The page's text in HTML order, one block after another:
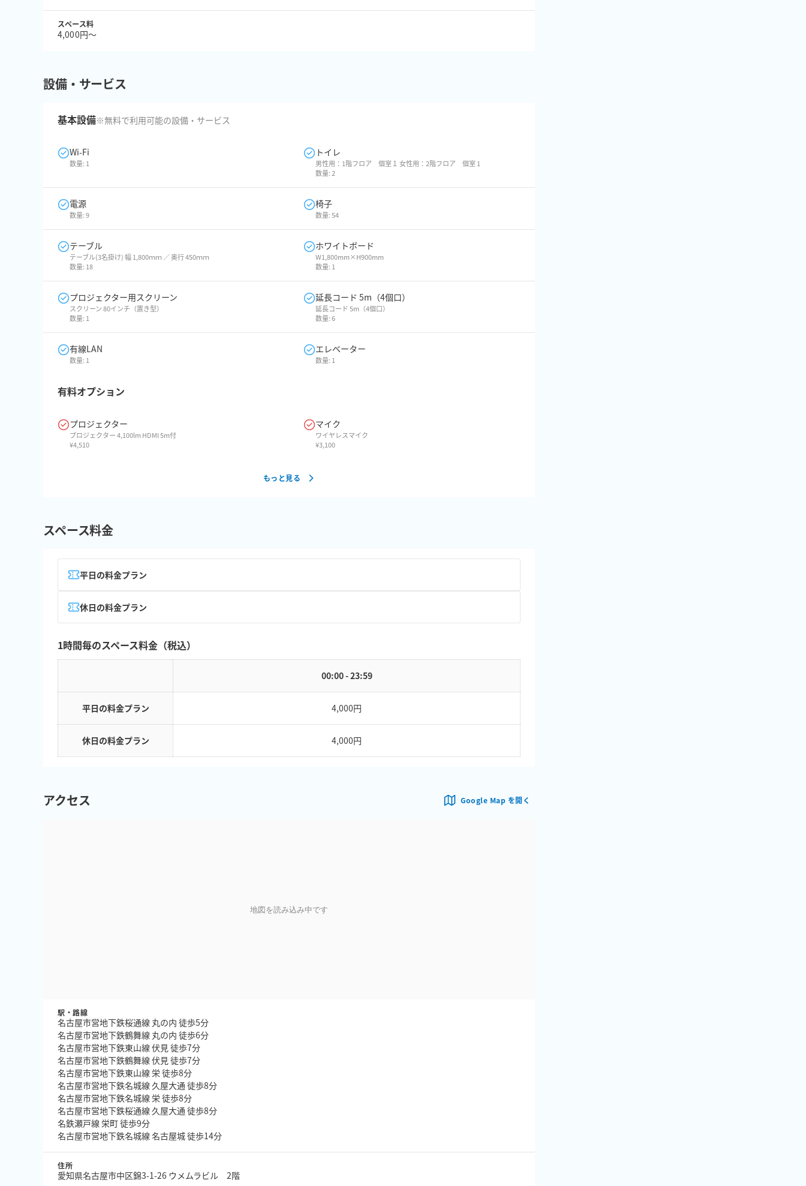
スペース料
4,000円〜
設備・サービス
基本設備※無料で利用可能の設備・サービス
Wi-Fi
数量: 1
トイレ
男性用：1階フロア 個室１ 女性用：2階フロア 個室 1
数量:2
電源
数量:9
椅子
数量:54
テーブル
テーブル(3名掛け) 幅 1,800ｍｍ ／ 奥行 450ｍｍ
数量: 18
ホワイトボード
W1,800mm×H900mm
数量: 1
プロジェクター用スクリーン
スクリーン 80インチ（置き型）
数量: 1
延長コード 5m（4個口）
延長コード 5m（4個口）
数量:6
有線LAN
数量: 1
エレベーター
数量: 1
有料オプション
プロジェクター
プロジェクター 4,100lm HDMI 5m付
¥4,510
マイク
ワイヤレスマイク
¥3,100
もっと見る
スペース料金
平日の料金プラン
休日の料金プラン
1時間毎のスペース料金（税込）
00:00 - 23:59
平日の料金プラン 4,000円
休日の料金プラン 4,000円
アクセス Google Map を開く
地図を読み込み中です
駅・路線
名古屋市営地下鉄桜通線 丸の内 徒歩5分
名古屋市営地下鉄鶴舞線 丸の内 徒歩6分
名古屋市営地下鉄東山線 伏見 徒歩7分
名古屋市営地下鉄鶴舞線 伏見 徒歩7分
名古屋市営地下鉄東山線 栄 徒歩8分
名古屋市営地下鉄名城線 久屋大通 徒歩8分
名古屋市営地下鉄名城線 栄 徒歩8分
名古屋市営地下鉄桜通線 久屋大通 徒歩8分
名鉄瀬戸線 栄町 徒歩9分
名古屋市営地下鉄名城線 名古屋城 徒歩14分
住所
愛知県名古屋市中区錦3-1-26 ウメムラビル 2階